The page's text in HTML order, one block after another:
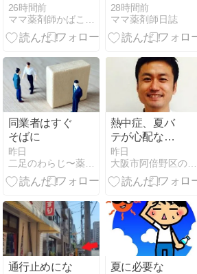
品と効果は同
じ？詳しく調
べてみまし
26時間前
る？原因・対
処法・受診の
目安を薬剤師
28時間前
ママ薬剤師日誌
同業者はすぐ
そばに
昨日
熱中症、夏バ
テが心配な今
の時期に重宝
する生薬「牛
黄」
昨日
大阪市阿倍野区の漢方薬舗 長春堂ブログ
通行止めにな
夏に必要な